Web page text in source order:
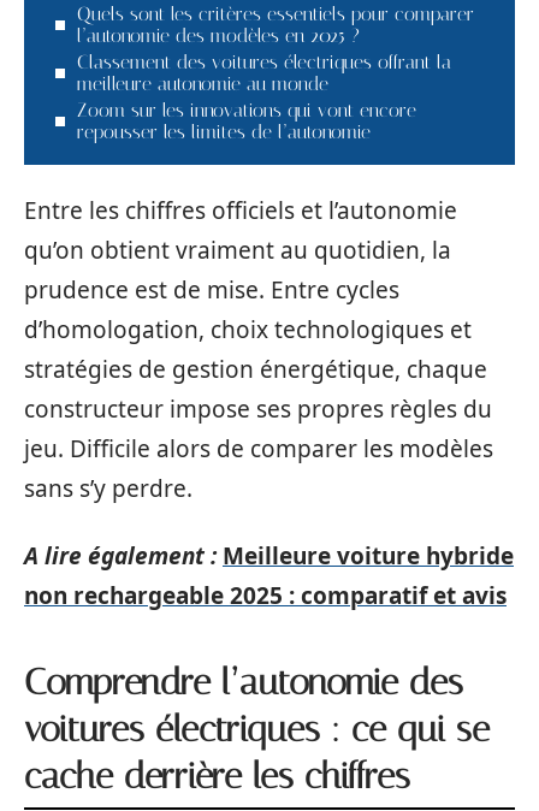
Quels sont les critères essentiels pour comparer
l’autonomie des modèles en 2025 ?
Classement des voitures électriques offrant la
meilleure autonomie au monde
Zoom sur les innovations qui vont encore
repousser les limites de l’autonomie
Entre les chiffres officiels et l’autonomie
qu’on obtient vraiment au quotidien, la
prudence est de mise. Entre cycles
d’homologation, choix technologiques et
stratégies de gestion énergétique, chaque
constructeur impose ses propres règles du
jeu. Difficile alors de comparer les modèles
sans s’y perdre.
A lire également : Meilleure voiture hybride
non rechargeable 2025 : comparatif et avis
Comprendre l’autonomie des
voitures électriques : ce qui se
cache derrière les chiffres